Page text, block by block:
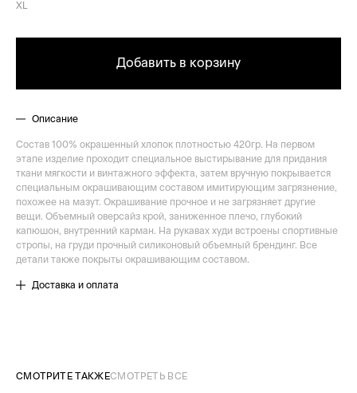
XL
Добавить в корзину
Описание
Состав 100% окрашенный хлопок плотностью 420гр. На первом
этапе изделие проходит специальное выстирывание для придания
ткани мягкости и винтажного эффекта, затем вручную покрывается
специальным окрашивающим составом имитирующим загрязнение,
похожее на мазут. Окрашивание прочное и не загрязняет другие
вещи. Объемный оверсайз крой, заниженное плечо, глубокий
капюшон, внутренний карман. На рукавах худи встроены спортивные
стропы, на груди прочный силиконовый объемный брендинг. Все
детали также покрыты окрашивающим составом.
Доставка и оплата
СМОТРИТЕ ТАКЖЕСМОТРЕТЬ ВСЕ